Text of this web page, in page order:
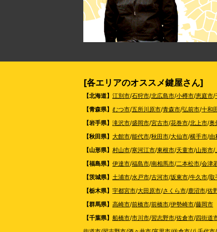
[各エリアのオススメ鍵屋さん]
【北海道】 江別市/石狩市/北広島市/小樽市/恵庭市/
【青森県】 むつ市/五所川原市/青森市/弘前市/十和
【岩手県】 滝沢市/盛岡市/宮古市/花巻市/北上市/奥
【秋田県】 大館市/能代市/秋田市/大仙市/横手市/由
【山形県】 村山市/寒河江市/東根市/天童市/山形市/
【福島県】 伊達市/福島市/南相馬市/二本松市/会津
【茨城県】 土浦市/水戸市/古河市/坂東市/牛久市/取
【栃木県】 宇都宮市/大田原市/さくら市/鹿沼市/佐
【群馬県】 高崎市/前橋市/前橋市/伊勢崎市/藤岡市
【千葉県】 船橋市/市川市/習志野市/佐倉市/四街道